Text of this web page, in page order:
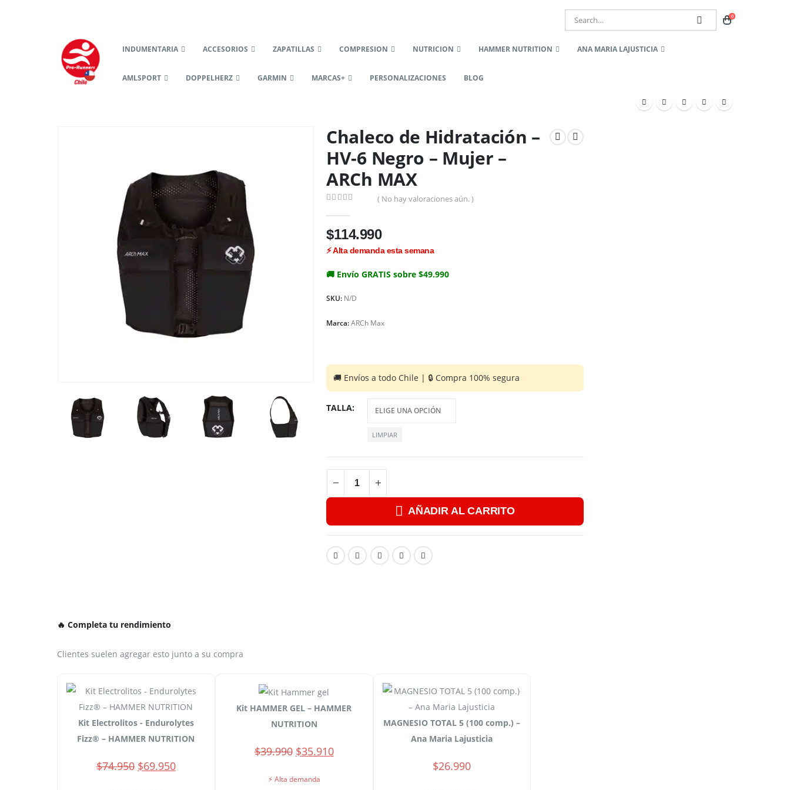
0
INDUMENTARIA ACCESORIOS ZAPATILLAS COMPRESION NUTRICION HAMMER NUTRITION ANA MARIA LAJUSTICIA
AMLSPORT DOPPELHERZ GARMIN MARCAS+ PERSONALIZACIONES BLOG
Chaleco de Hidratación –
HV-6 Negro – Mujer –
ARCh MAX
( No hay valoraciones aún. )
$114.990
🚚 Envío GRATIS sobre $49.990
SKU: N/D
Marca:ARCh Max
TALLA
LIMPIAR
AÑADIR AL CARRITO
🔥 Completa tu rendimiento
Clientes suelen agregar esto junto a su compra
Kit Electrolitos - Endurolytes
Fizz® – HAMMER NUTRITION
$74.950 El
$69.950El
Kit HAMMER GEL – HAMMER
NUTRITION
$39.990 El
original
$35.910El
⚡ Alta demanda
MAGNESIO TOTAL 5 (100 comp.) –
Ana Maria Lajusticia
$26.990